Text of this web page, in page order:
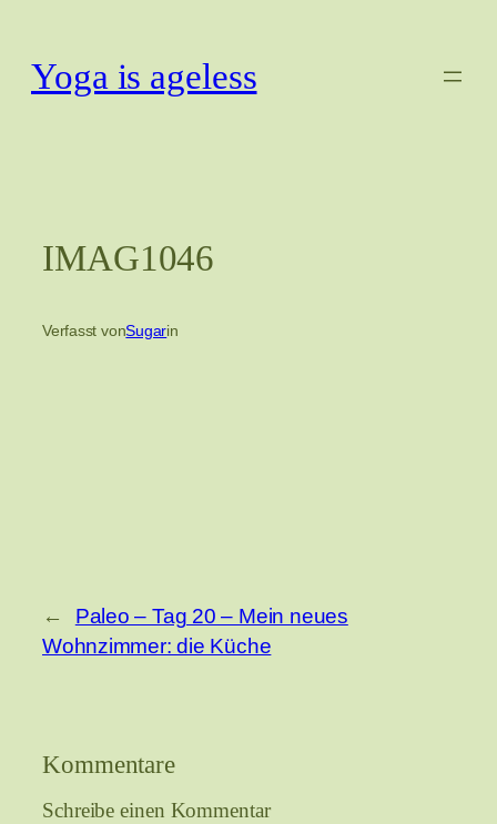
springen
Yoga is ageless
IMAG1046
Verfasst vonSugarin
←
Paleo – Tag 20 – Mein neues
Wohnzimmer: die Küche
Kommentare
Schreibe einen Kommentar